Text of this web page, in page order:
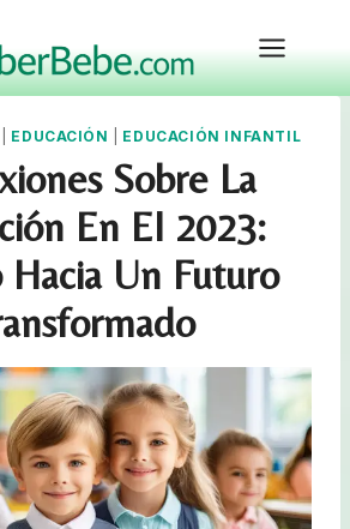
EDUCACIÓN EDUCACIÓN INFANTIL
Sobre La
En El 2023:
Hacia Un Futuro